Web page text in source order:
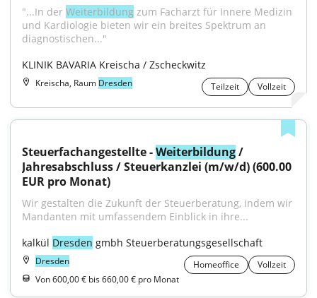
"...In der Weiterbildung zum Facharzt für Innere Medizin
und Kardiologie bieten wir ein breites Spektrum an
diagnostischen..."
KLINIK BAVARIA Kreischa / Zscheckwitz
Kreischa, Raum Dresden Teilzeit Vollzeit
Steuerfachangestellte - Weiterbildung /
Jahresabschluss / Steuerkanzlei (m/w/d) (600.00
EUR pro Monat)
Wir gestalten die Zukunft der Steuerberatung, indem wir
Mandanten mit umfassendem Einblick in ihre...
kalkül Dresden gmbh Steuerberatungsgesellschaft
Dresden Homeoffice
Vollzeit
Von 600,00 € bis 660,00 € pro Monat